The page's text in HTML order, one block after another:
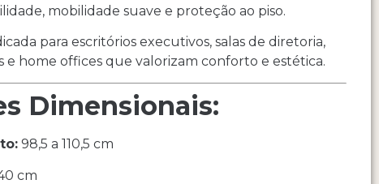
mobilidade suave e proteção ao piso.
para escritórios executivos, salas de diretoria,
e home offices que valorizam conforto e estética.
Dimensionais:
98,5 a 110,5 cm
cm